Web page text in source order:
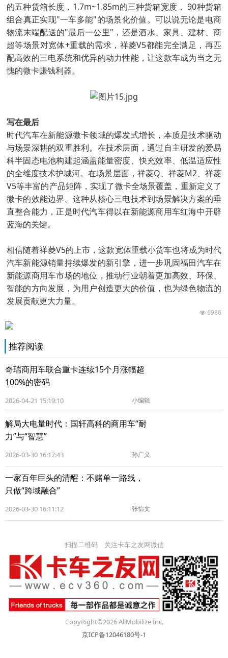
的五种货箱长度，1.7m~1.85m的三种货箱宽度， 90种货箱
组合真正实现"一车多能"的场景化价值。可以说无论是电商
物流末端配送的"最后一公里"，还是酒水、家具、建材、商
超等场景对宽体+重载的需求，祥菱V5都能完全满足，再匹
配高效的三电系统和优异的动力性能，让这款车成为当之无
愧的微卡赚钱利器。
写在最后
时代汽车在新能源微卡领域的爆发式增长，本质是技术驱动
与场景深耕的双重胜利。在技术层面，通过自主研发的爱易
科半固态电池构建起涵盖能量密度、快充效率、低温适应性
的全维度技术护城河。在场景层面，祥菱Q、祥菱M2、祥菱
V5等丰富的产品矩阵，实现了微卡全场景覆盖，重新定义了
微卡的效能边界。这种从核心三电技术到场景解决方案的垂
直整合能力，正是时代汽车得以在新能源商用车红海中开辟
蓝海的关键。
相信随着祥菱V5的上市，这款宽体重载小货车也将成为时代
汽车新能源销量持续爆发的新引擎，进一步巩固福田汽车在
新能源商用车市场的地位，推动行业朝着更加高效、环保、
智能的方向发展，为用户创造更大的价值，也为绿色物流的
发展贡献更大力量。
6986
推荐阅读
奇瑞商用车联合重卡连续15个月涨幅超
100%的密码
2026-04-21 15:19:10 小编辑
解局大电量时代：国轩高科的商用车“耐
力”与“智慧”
2026-03-30 16:17:43 孙广义
一家百年巨头的清醒：不赌单一路线，
只做“跨域融合”
2026-03-30 16:11:12 张怡文
扫描二维码 关注卡车之友网微信
CopyRight©2026 AllMobilize Inc.
京ICP备12046180号-1